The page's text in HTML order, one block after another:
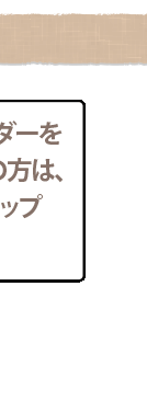
よい鍼灸治療で